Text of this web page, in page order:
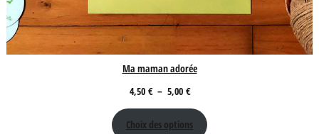
Ma maman adorée
4,50 € – 5,00 €Plage
de
prix :
Choix des options